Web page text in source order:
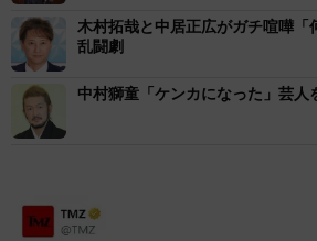
木村拓哉と中居正広がガチ喧嘩「
乱闘劇
中村獅童「ケンカになった」芸人